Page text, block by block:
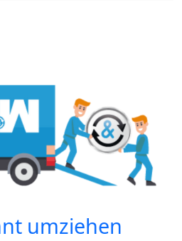
umziehen